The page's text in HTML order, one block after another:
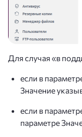
Для случая «в
если в
Значение
если в
параметре